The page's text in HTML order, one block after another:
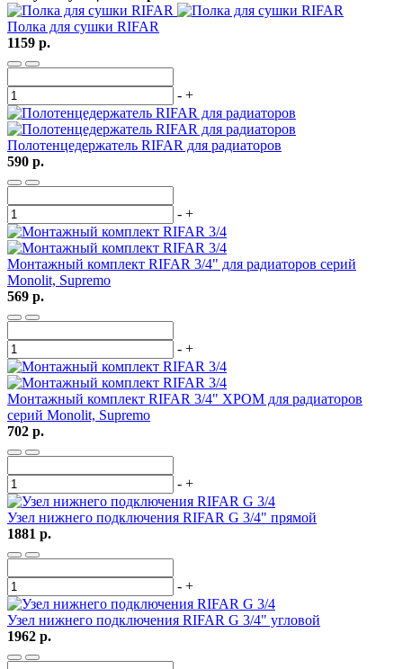
Полка для сушки RIFAR
1159 р.
- +
Полотенцедержатель RIFAR для радиаторов
590 р.
- +
Монтажный комплект RIFAR 3/4" для радиаторов cерий
Monolit, Supremo
569 р.
- +
Монтажный комплект RIFAR 3/4" ХРОМ для радиаторов
cерий Monolit, Supremo
702 р.
- +
Узел нижнего подключения RIFAR G 3/4" прямой
1881 р.
- +
Узел нижнего подключения RIFAR G 3/4" угловой
1962 р.